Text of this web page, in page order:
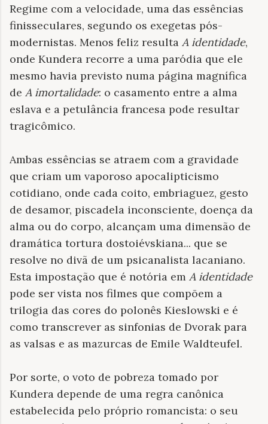
Regime com a velocidade, uma das essências
finisseculares, segundo os exegetas pós-
modernistas. Menos feliz resulta A identidade,
onde Kundera recorre a uma paródia que ele
mesmo havia previsto numa página magnífica
de A imortalidade: o casamento entre a alma
eslava e a petulância francesa pode resultar
tragicômico.
Ambas essências se atraem com a gravidade
que criam um vaporoso apocalipticismo
cotidiano, onde cada coito, embriaguez, gesto
de desamor, piscadela inconsciente, doença da
alma ou do corpo, alcançam uma dimensão de
dramática tortura dostoiévskiana... que se
resolve no divã de um psicanalista lacaniano.
Esta impostação que é notória em A identidade
pode ser vista nos filmes que compõem a
trilogia das cores do polonês Kieslowski e é
como transcrever as sinfonias de Dvorak para
as valsas e as mazurcas de Emile Waldteufel.
Por sorte, o voto de pobreza tomado por
Kundera depende de uma regra canônica
estabelecida pelo próprio romancista: o seu